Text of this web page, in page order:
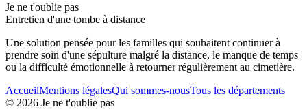
Je ne t'oublie pas
Entretien d'une tombe à distance
Une solution pensée pour les familles qui souhaitent continuer à
prendre soin d'une sépulture malgré la distance, le manque de temps
ou la difficulté émotionnelle à retourner régulièrement au cimetière.
AccueilMentions légalesQui sommes-nousTous les départements
© 2026 Je ne t'oublie pas